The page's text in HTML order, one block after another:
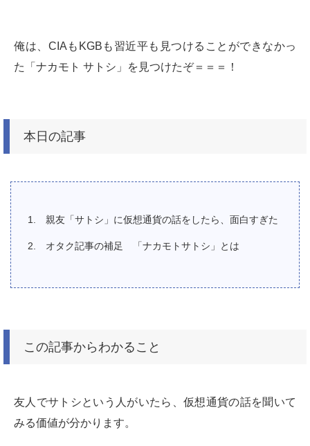
俺は、CIAもKGBも習近平も見つけることができなかっ
た「ナカモト サトシ」を見つけたぞ＝＝＝！
本日の記事
親友「サトシ」に仮想通貨の話をしたら、面白すぎた
オタク記事の補足 「ナカモトサトシ」とは
この記事からわかること
友人でサトシという人がいたら、仮想通貨の話を聞いて
みる価値が分かります。